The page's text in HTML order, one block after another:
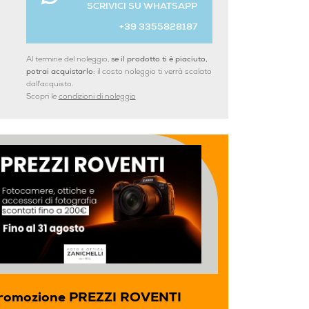
SCRIVICI SU WHATSAPP
+39 3355828187
Al termine del noleggio, se il prodotto ti è piaciuto,
potrai acquistarlo: il costo noleggio ti verrà scalato
dall'acquisto.
Scopri le condizioni di noleggio
PREZZI ROVENTI